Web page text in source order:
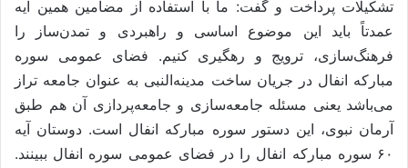
تشکیلات پرداخت و گفت: ما با استفاده از مضامین همین آیه
عمدتاً باید این موضوع اساسی و راهبردی و تمدن‌ساز را
فرهنگ‌سازی، ترویج و رهگیری کنیم. فضای عمومی سوره
مبارکه انفال در جریان ساخت مدینه‌النبی به عنوان جامعه تراز
می‌باشد یعنی مسئله جامعه‌سازی و جامعه‌پردازی آن هم طبق
آرمان نبوی، این دستور سوره مبارکه انفال است. دوستان آیه
۶۰ سوره مبارکه انفال را در فضای عمومی سوره انفال ببینند.